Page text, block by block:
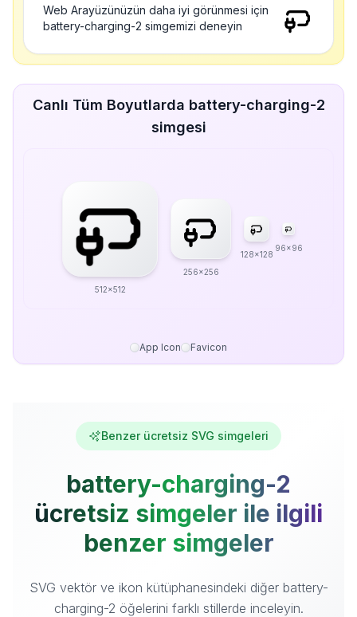
Web Arayüzünüzün daha iyi görünmesi için
battery-charging-2 simgemizi deneyin
Canlı Tüm Boyutlarda battery-charging-2
simgesi
512x512
256x256
128x128
96x96
App Icon Favicon
Benzer ücretsiz SVG simgeleri
battery-charging-2
ücretsiz simgeler ile ilgili
benzer simgeler
SVG vektör ve ikon kütüphanesindeki diğer battery-
charging-2 öğelerini farklı stillerde inceleyin.